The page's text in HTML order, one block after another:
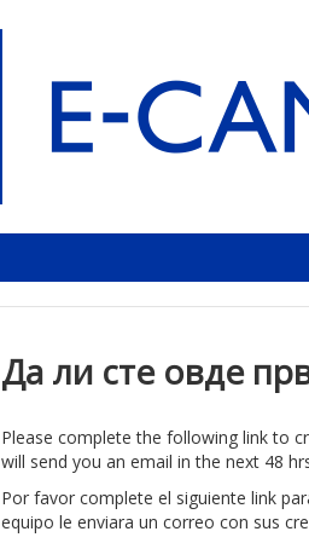
Да ли сте овде
Please complete the following link to
will send you an email in the next 48
Por favor complete el siguiente link
equipo le enviara un correo con sus